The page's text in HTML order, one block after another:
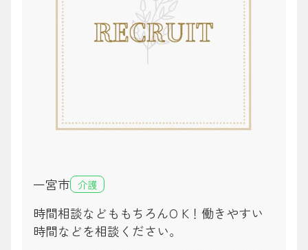
一宮市 介護
時間相談などももちろんO K！働きやすい
時間などを相談ください。